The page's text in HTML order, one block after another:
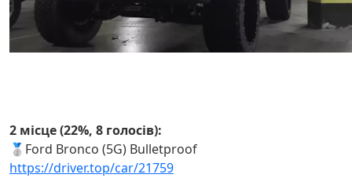
2 місце (22%, 8 голосів):
🥈 Ford Bronco (5G) Bulletproof
https://driver.top/car/21759